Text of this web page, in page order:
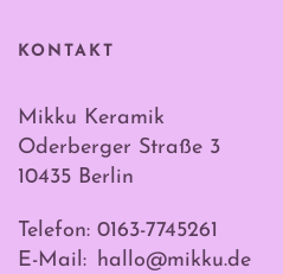
KONTAKT
Mikku Keramik
Oderberger Straße 3
10435 Berlin
Telefon: 0163-7745261
E-Mail: hallo@mikku.de